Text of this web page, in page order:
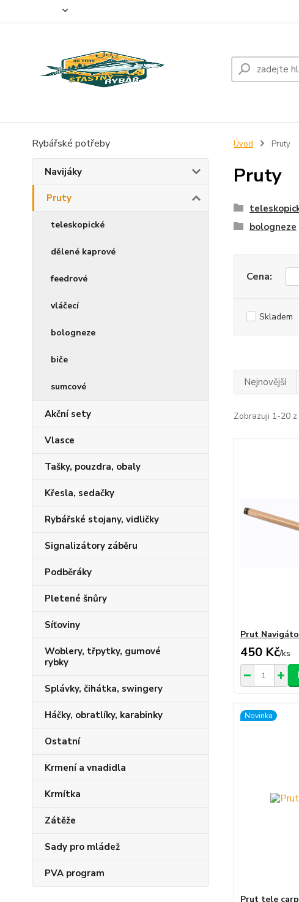
Rybářské potřeby
Navijáky
Pruty
teleskopické
dělené kaprové
feedrové
vláčecí
bologneze
biče
sumcové
Akční sety
Vlasce
Tašky, pouzdra, obaly
Křesla, sedačky
Rybářské stojany, vidličky
Signalizátory záběru
Podběráky
Pletené šnůry
Síťoviny
Woblery, třpytky, gumové
rybky
Splávky, čihátka, swingery
Háčky, obratlíky, karabinky
Ostatní
Krmení a vnadidla
Krmítka
Zátěže
Sady pro mládež
PVA program
Úvod Pruty
Pruty
bologneze
Cena:
Skladem
Nejnovější
Zobrazuji 1-20
Prut
450 Kč/ks
Novinka
Prut tele